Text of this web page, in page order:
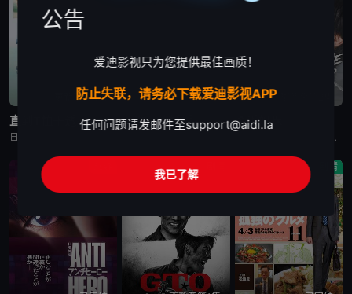
更新至第4集
直到T恤干透
更新至第5集
一次元的扦插 杀手妈咪
日剧《杀手妈咪》又名：主妇杀手,有夫之妇杀手,Married Woman Killer,A Bona Fide Killer,유부녀 킬러，讲述了：改编自同名漫画。35岁的俞宝娜过着相夫教子的普通生活
剧情
公告
爱迪影视只为您提供最佳画质！
防止失联，请务必下载爱迪影视APP
任何问题请发邮件至support@aidi.la
我已了解